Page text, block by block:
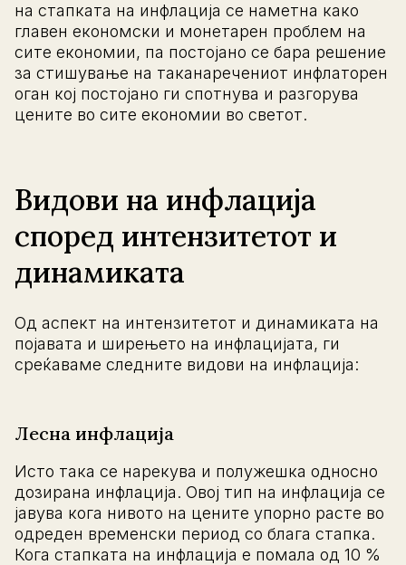
на стапката на инфлација се наметна како
главен економски и монетарен проблем на
сите економии, па постојано се бара решение
за стишување на таканаречениот инфлаторен
оган кој постојано ги спотнува и разгорува
цените во сите економии во светот.
Видови на инфлација
според интензитетот и
динамиката
Од аспект на интензитетот и динамиката на
појавата и ширењето на инфлацијата, ги
среќаваме следните видови на инфлација:
Леснa инфлација
Исто така се нарекува и полужешка односно
дозирана инфлација. Овој тип на инфлација се
јавува кога нивото на цените упорно расте во
одреден временски период со блага стапка.
Кога стапката на инфлација е помала од 10 %